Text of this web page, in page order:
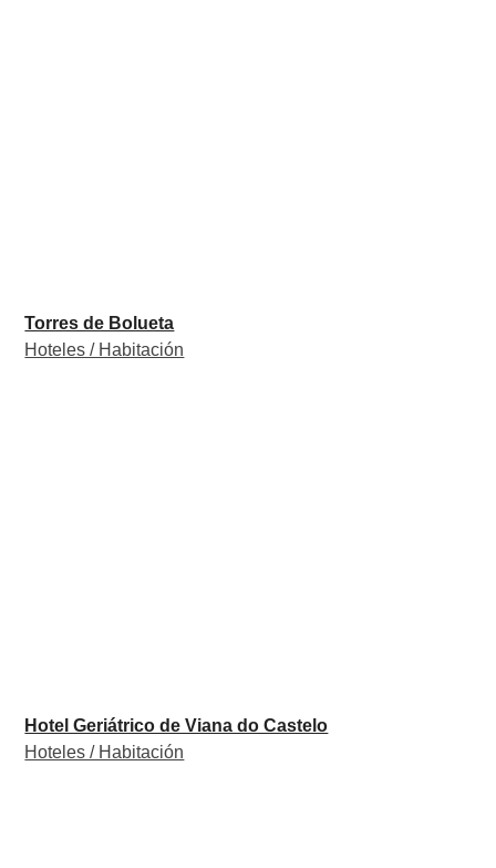
Torres de Bolueta
Hoteles / Habitación
Hotel Geriátrico de Viana do Castelo
Hoteles / Habitación